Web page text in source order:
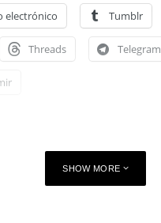
electrónico Tumblr
Threads Telegram
SHOW MORE